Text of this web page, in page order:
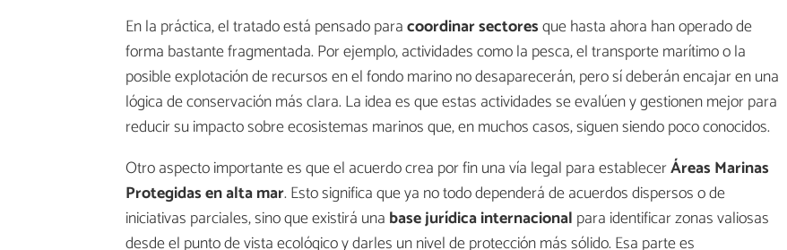
En la práctica, el tratado está pensado paracoordinar sectoresque hasta ahora han operado de
forma bastante fragmentada. Por ejemplo, actividades como la pesca, el transporte marítimo o la
posible explotación de recursos en el fondo marino no desaparecerán, pero sí deberán encajar en una
lógica de conservación más clara. La idea es que estas actividades se evalúen y gestionen mejor para
reducir su impacto sobre ecosistemas marinos que, en muchos casos, siguen siendo poco conocidos.
Otro aspecto importante es que el acuerdo crea por fin una vía legal para establecerÁreas Marinas
Protegidas en alta mar. Esto significa que ya no todo dependerá de acuerdos dispersos o de
iniciativas parciales, sino que existirá una base jurídica internacional para identificar zonas valiosas
desde el punto de vista ecológico y darles un nivel de protección más sólido. Esa parte es